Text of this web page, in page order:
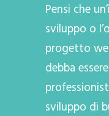
Pensi che
sviluppo o
progetto
debba
sviluppo di